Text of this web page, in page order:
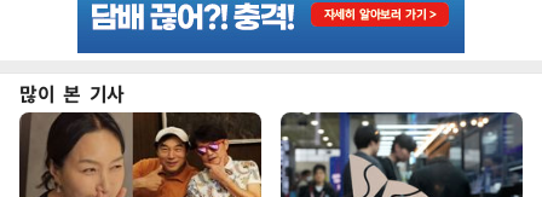
많이 본 기사